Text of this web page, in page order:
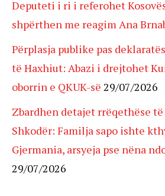
Deputeti i ri i referohet
shpërthen me reagim Ana
Përplasja publike pas
të Haxhiut: Abazi i drejtohet
oborrin e QKUK-së 29/07/2026
Zbardhen detajet rrëqethëse
Shkodër: Familja sapo ishte
Gjermania, arsyeja pse nëna
29/07/2026